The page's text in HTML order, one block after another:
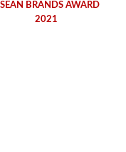
BRANDS AWARD
2021